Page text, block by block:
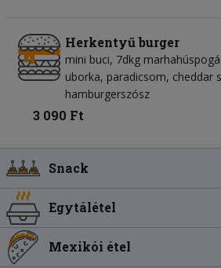
Herkentyű burger
mini buci, 7dkg
uborka, paradicsom, cheddar
hamburgerszósz
3 090 Ft
Snack
Egytálétel
Mexikói étel